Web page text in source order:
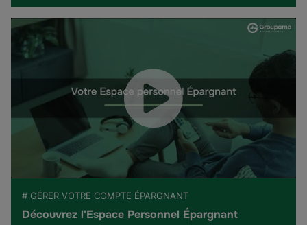
# GÉRER VOTRE COMPTE ÉPARGNANT
Découvrez l'Espace Personnel Épargnant